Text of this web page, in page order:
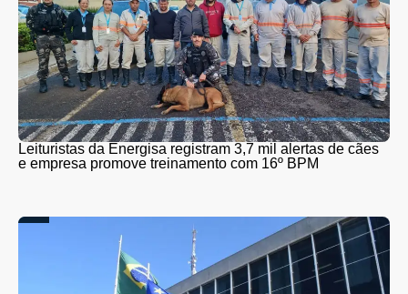
Leituristas da Energisa registram 3,7 mil alertas de cães
e empresa promove treinamento com 16º BPM